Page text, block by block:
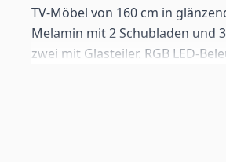
TV-Möbel von 160 cm in
Melamin mit 2 Schubladen und
zwei mit Glasteiler. RGB LED-